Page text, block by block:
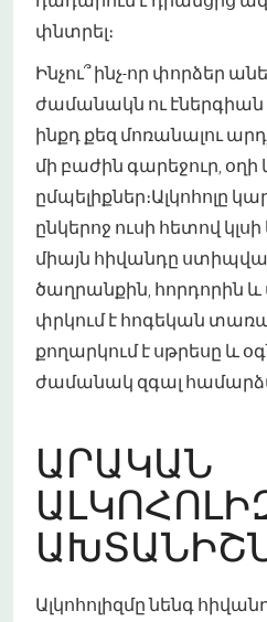
փնտրել։
Ինչու՞ ինչ-որ փորձեր
ժամանակն ու
ինքդ քեզ մոռանալու
մի բաժին գարեջուր, օղի
ըմպելիքներ։Ալկոհոլը
ընկերոջ ուսի հետով
միայն հիվանդը
ծաղրանքին, հորդորին և
փրկում է հոգեկան
քողարկում է սթրեսը և
ժամանակ զգալ
ԱՐԱԿԱՆ
Ալկոհոլիզմը նենգ